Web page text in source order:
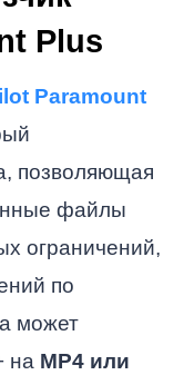
Plus
Paramount
позволяющая
файлы
ограничений,
по
может
на MP4 или